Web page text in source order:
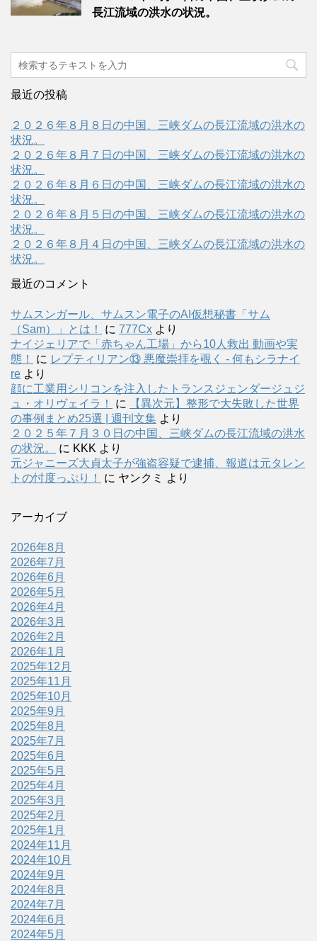
長江流域の洪水の状況。
最近の投稿
２０２６年８月８日の中国、三峡ダムの長江流域の洪水の
状況。
２０２６年８月７日の中国、三峡ダムの長江流域の洪水の
状況。
２０２６年８月６日の中国、三峡ダムの長江流域の洪水の
状況。
２０２６年８月５日の中国、三峡ダムの長江流域の洪水の
状況。
２０２６年８月４日の中国、三峡ダムの長江流域の洪水の
状況。
最近のコメント
サムスンガール、サムスン電子のAI仮想秘書「サム
（Sam）」とは！
に 777Cx より
ナイジェリアで「赤ちゃん工場」から10人救出 動画や実
態！
に レプティリアン⑬ 悪魔崇拝を覗く - 何もシラナイ
re より
顔に工業用シリコンを注入したトランスジェンダージュジ
ュ・オリヴェイラ！
に
【異次元】整形で大失敗した世界
の事例まとめ25選 | 週刊文集 より
２０２５年７月３０日の中国、三峡ダムの長江流域の洪水
の状況。
に KKK より
元ジャニーズ大貞太子が強盗容疑で逮捕、報道は元タレン
トの忖度っぷり！
に ヤンクミ より
アーカイブ
2026年8月
2026年7月
2026年6月
2026年5月
2026年4月
2026年3月
2026年2月
2026年1月
2025年12月
2025年11月
2025年10月
2025年9月
2025年8月
2025年7月
2025年6月
2025年5月
2025年4月
2025年3月
2025年2月
2025年1月
2024年11月
2024年10月
2024年9月
2024年8月
2024年7月
2024年6月
2024年5月